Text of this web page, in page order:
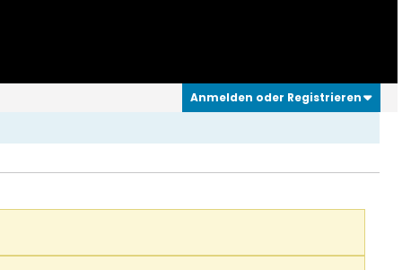
Anmelden oder Registrieren